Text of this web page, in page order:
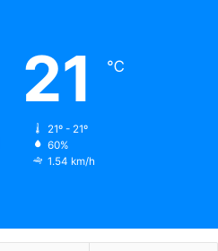
21 ℃
21º - 21º
60%
1.54 km/h